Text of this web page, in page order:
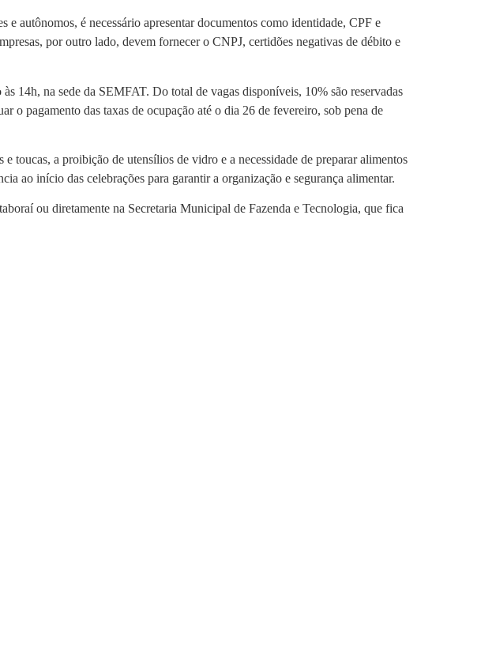
autônomos, é necessário apresentar documentos como identidade, CPF e
por outro lado, devem fornecer o CNPJ, certidões negativas de débito e
14h, na sede da SEMFAT. Do total de vagas disponíveis, 10% são reservadas
o pagamento das taxas de ocupação até o dia 26 de fevereiro, sob pena de
toucas, a proibição de utensílios de vidro e a necessidade de preparar alimentos
ao início das celebrações para garantir a organização e segurança alimentar.
ou diretamente na Secretaria Municipal de Fazenda e Tecnologia, que fica